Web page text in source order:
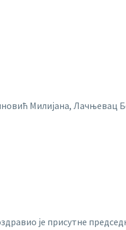
Милијана, Лачњевац
је присутне